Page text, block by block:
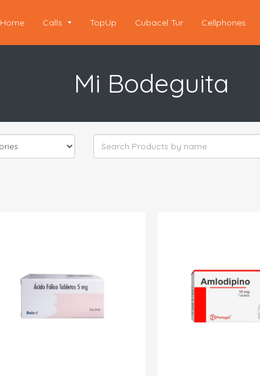
Home Calls TopUp Cubacel Tur Cellphones
Mi Bodeguita